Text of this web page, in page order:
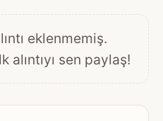
eklenmemiş.
alıntıyı sen paylaş!